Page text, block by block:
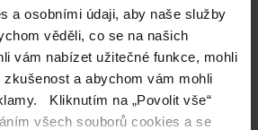
a osobními údaji, aby naše služby
věděli, co se na našich
vám nabízet užitečné funkce, mohli
a abychom vám mohli
Kliknutím na „Povolit vše“
všech souborů cookies a se
C, výtažek z lékořice a další
sér ale bělí všechny pigmenty
tak shluky melaninu, které
chcete jemné letní opálení a
nemusí to pro vás být ta